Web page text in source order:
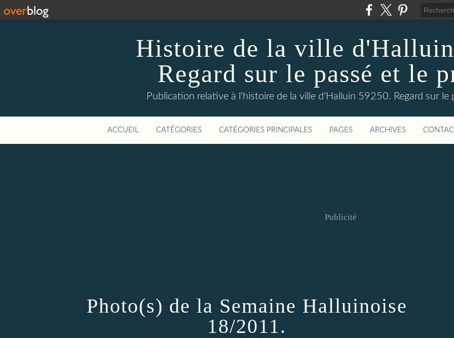
Histoire de la ville
Regard sur le passé et le
Publication relative à l'histoire de la ville d'Halluin 59250. Regard sur le
ACCUEIL CATÉGORIES CATÉGORIES PRINCIPALES PAGES ARCHIVES
Publicité
Photo(s) de la Semaine Halluinoise
18/2011.